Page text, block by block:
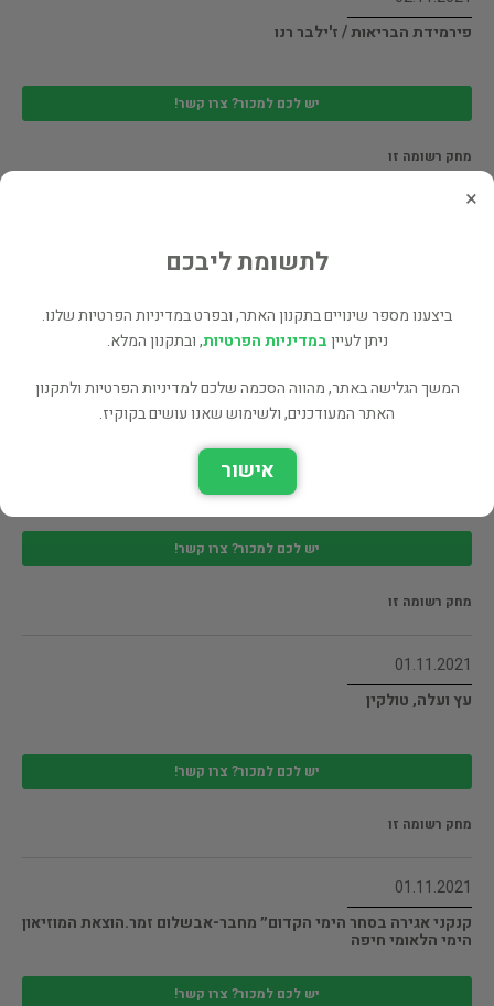
פירמידת הבריאות / ז'ילבר רנו
יש לכם למכור? צרו קשר!
מחק רשומה זו
יש לכם למכור? צרו קשר!
מחק רשומה זו
יש לכם למכור? צרו קשר!
מחק רשומה זו
01.11.2021
עץ ועלה, טולקין
יש לכם למכור? צרו קשר!
מחק רשומה זו
01.11.2021
קנקני אגירה בסחר הימי הקדום״ מחבר-אבשלום זמר.הוצאת המוזיאון
הימי הלאומי חיפה
יש לכם למכור? צרו קשר!
×
לתשומת ליבכם
ביצענו מספר שינויים בתקנון האתר, ובפרט במדיניות הפרטיות שלנו.
ניתן לעייןבמדיניות הפרטיות, ובתקנון המלא.
המשך הגלישה באתר, מהווה הסכמה שלכם למדיניות הפרטיות ולתקנון
האתר המעודכנים, ולשימוש שאנו עושים בקוקיז.
אישור